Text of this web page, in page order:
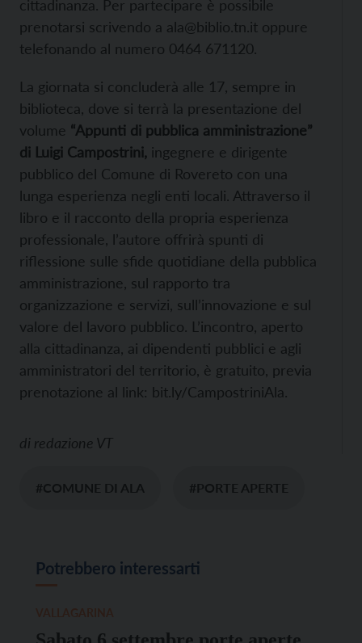
cittadinanza. Per partecipare è possibile
prenotarsi scrivendo a ala@biblio.tn.it oppure
telefonando al numero 0464 671120.
La giornata si concluderà alle 17, sempre in
biblioteca, dove si terrà la presentazione del
volume “Appunti di pubblica amministrazione”
di Luigi Campostrini, ingegnere e dirigente
pubblico del Comune di Rovereto con una
lunga esperienza negli enti locali. Attraverso il
libro e il racconto della propria esperienza
professionale, l’autore offrirà spunti di
riflessione sulle sfide quotidiane della pubblica
amministrazione, sul rapporto tra
organizzazione e servizi, sull’innovazione e sul
valore del lavoro pubblico. L’incontro, aperto
alla cittadinanza, ai dipendenti pubblici e agli
amministratori del territorio, è gratuito, previa
prenotazione al link: bit.ly/CampostriniAla.
di redazione VT
#COMUNE DI ALA #PORTE APERTE
Potrebbero interessarti